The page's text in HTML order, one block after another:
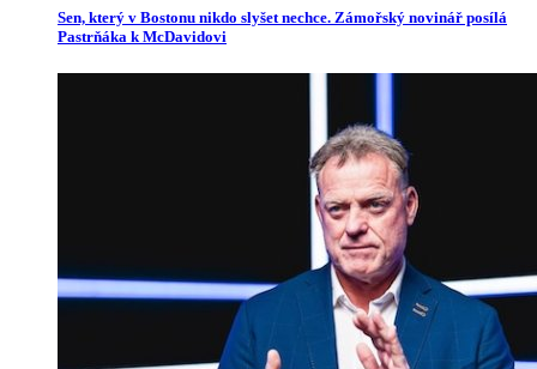
Sen, který v Bostonu nikdo slyšet nechce. Zámořský novinář posílá
Pastrňáka k McDavidovi